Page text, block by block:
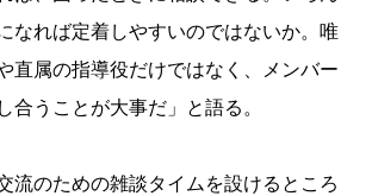
なれば定着しやすいのではないか。唯
直属の指導役だけではなく、メンバー
合うことが大事だ」と語る。
流のための雑談タイムを設けるところ